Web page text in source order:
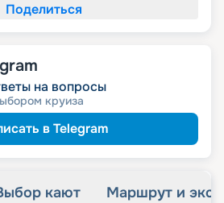
Поделиться
на вопросы
круиза
в Telegram
кают Маршрут и